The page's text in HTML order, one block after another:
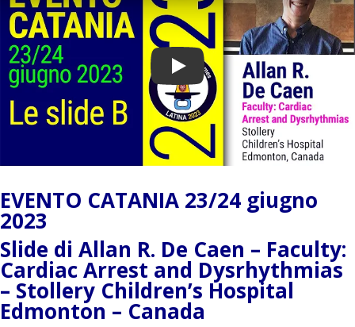
Play
EVENTO CATANIA 23/24 giugno
2023
Slide di Allan R. De Caen – Faculty:
Cardiac Arrest and Dysrhythmias
– Stollery Children’s Hospital
Edmonton – Canada